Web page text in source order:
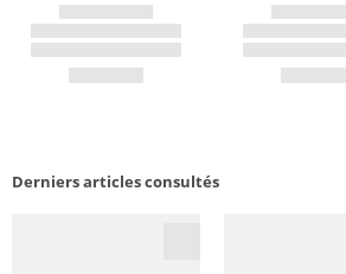
Derniers articles consultés